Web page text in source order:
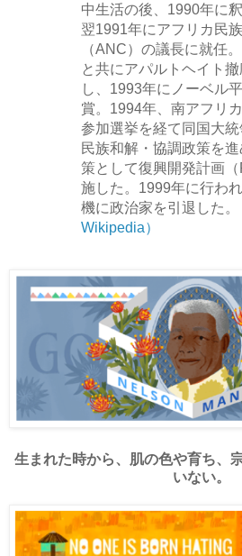
中生活の後、1990年に釈
翌1991年にアフリカ民
（ANC）の議長に就任
と共にアパルトヘイト
し、1993年にノーベル
賞。1994年、南アフリ
参加選挙を経て同国大統
民族和解・協調政策を
策として復興開発計画
施した。1999年に行わ
機に政治家を引退した。
Wikipedia）
生まれた時から、肌の色や育ち、
いない。